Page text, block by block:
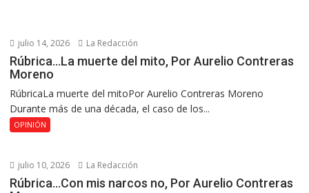
julio 14, 2026 La Redacción
Rúbrica…La muerte del mito, Por Aurelio Contreras
Moreno
RúbricaLa muerte del mitoPor Aurelio Contreras Moreno
Durante más de una década, el caso de los...
OPINIÓN
julio 10, 2026 La Redacción
Rúbrica…Con mis narcos no, Por Aurelio Contreras